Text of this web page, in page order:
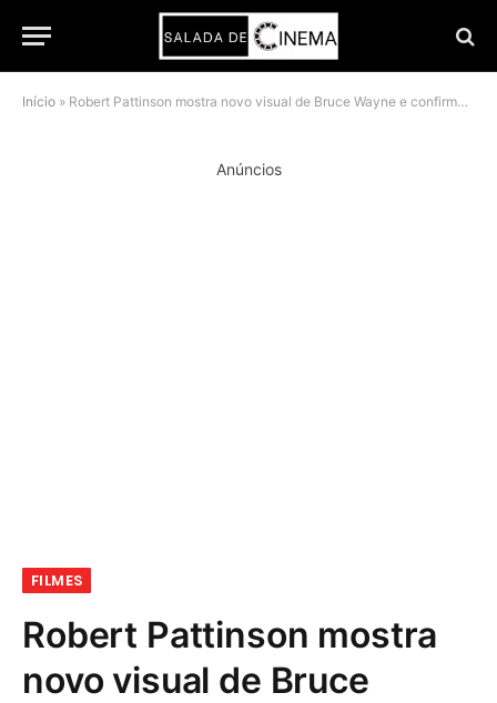
Início » Robert Pattinson mostra novo visual de Bruce Wayne e confirma filmagens de Batman: Parte II
Anúncios
FILMES
Robert Pattinson mostra
novo visual de Bruce